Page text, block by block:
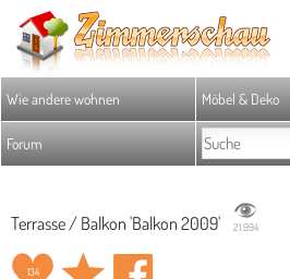
Wie andere wohnen Möbel & Deko
Forum
Terrasse / Balkon 'Balkon 2009' 21.994
134